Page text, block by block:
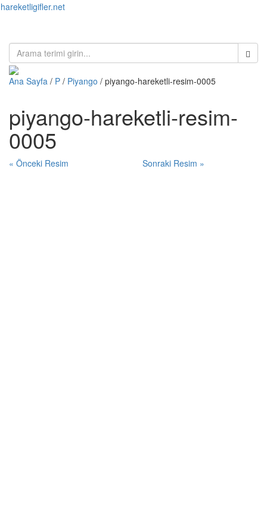
hareketligifler.net
Ana Sayfa / P / Piyango / piyango-hareketli-resim-0005
piyango-hareketli-resim-
0005
« Önceki Resim Sonraki Resim »